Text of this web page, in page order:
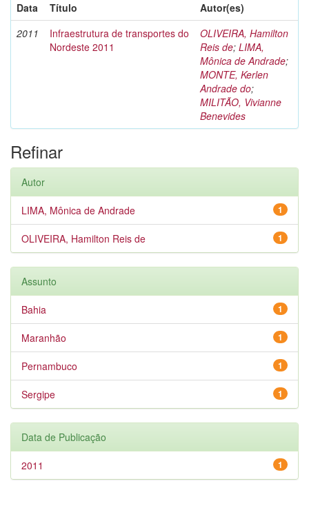
Data
Título
Autor(es)
2011
Infraestrutura de transportes do
Nordeste 2011
OLIVEIRA, Hamilton
Reis de; LIMA,
Mônica de Andrade;
MONTE, Kerlen
Andrade do;
MILITÃO, Vivianne
Benevides
Refinar
Autor
1
LIMA, Mônica de Andrade
1
OLIVEIRA, Hamilton Reis de
Assunto
1
Bahia
1
Maranhão
1
Pernambuco
1
Sergipe
Data de Publicação
1
2011